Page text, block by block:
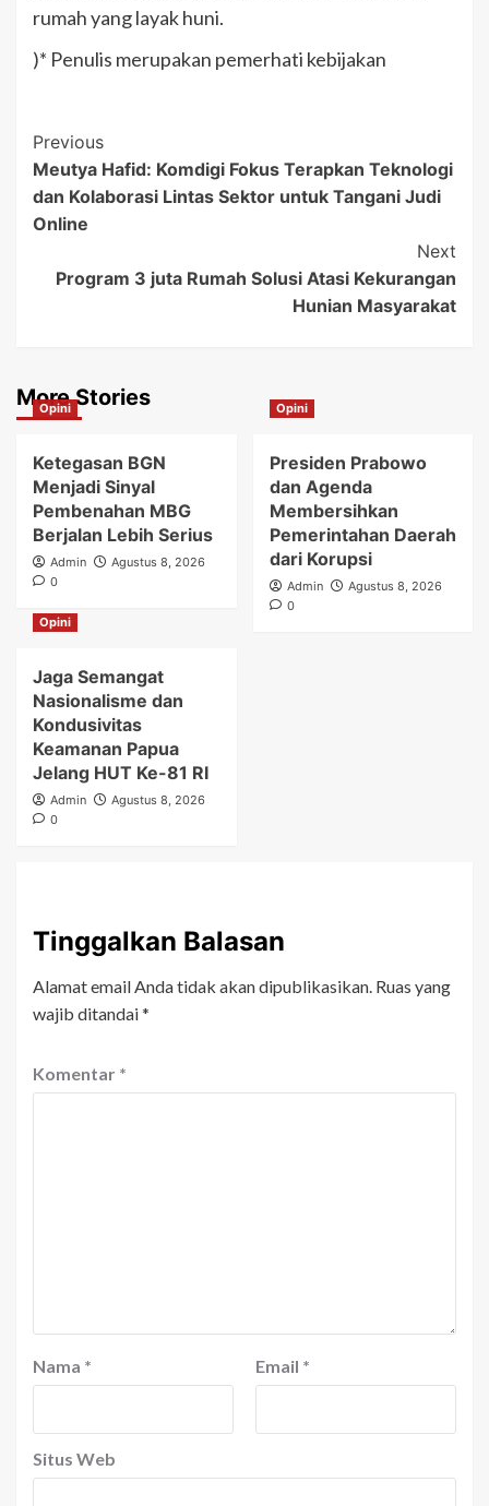
rumah yang layak huni.
)* Penulis merupakan pemerhati kebijakan
Post
Navigation
Previous
Meutya Hafid: Komdigi Fokus Terapkan Teknologi
dan Kolaborasi Lintas Sektor untuk Tangani Judi
Online
Next
Program 3 juta Rumah Solusi Atasi Kekurangan
Hunian Masyarakat
More Stories
Opini
Ketegasan BGN
Menjadi Sinyal
Pembenahan MBG
Berjalan Lebih Serius
Admin
Agustus 8, 2026
0
Opini
Presiden Prabowo
dan Agenda
Membersihkan
Pemerintahan Daerah
dari Korupsi
Admin
Agustus 8, 2026
0
Opini
Jaga Semangat
Nasionalisme dan
Kondusivitas
Keamanan Papua
Jelang HUT Ke-81 RI
Admin
Agustus 8, 2026
0
Tinggalkan Balasan
Alamat email Anda tidak akan dipublikasikan. Ruas yang
wajib ditandai*
Komentar *
Nama * Email *
Situs Web